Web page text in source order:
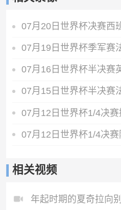
07月20日世界杯决赛西
07月19日世界杯季军赛
07月16日世界杯半决赛
07月15日世界杯半决赛
07月12日世界杯1/4决
07月12日世界杯1/4决
相关视频
年起时期的夏奇拉向